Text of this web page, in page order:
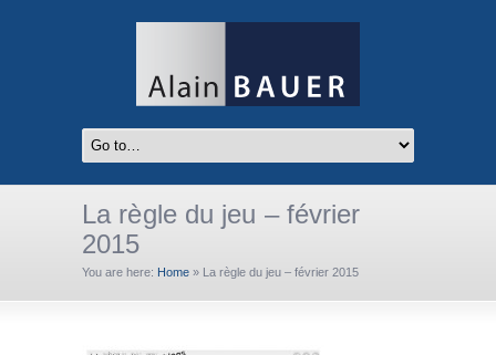
La règle du jeu – février
2015
You are here: Home » La règle du jeu – février 2015